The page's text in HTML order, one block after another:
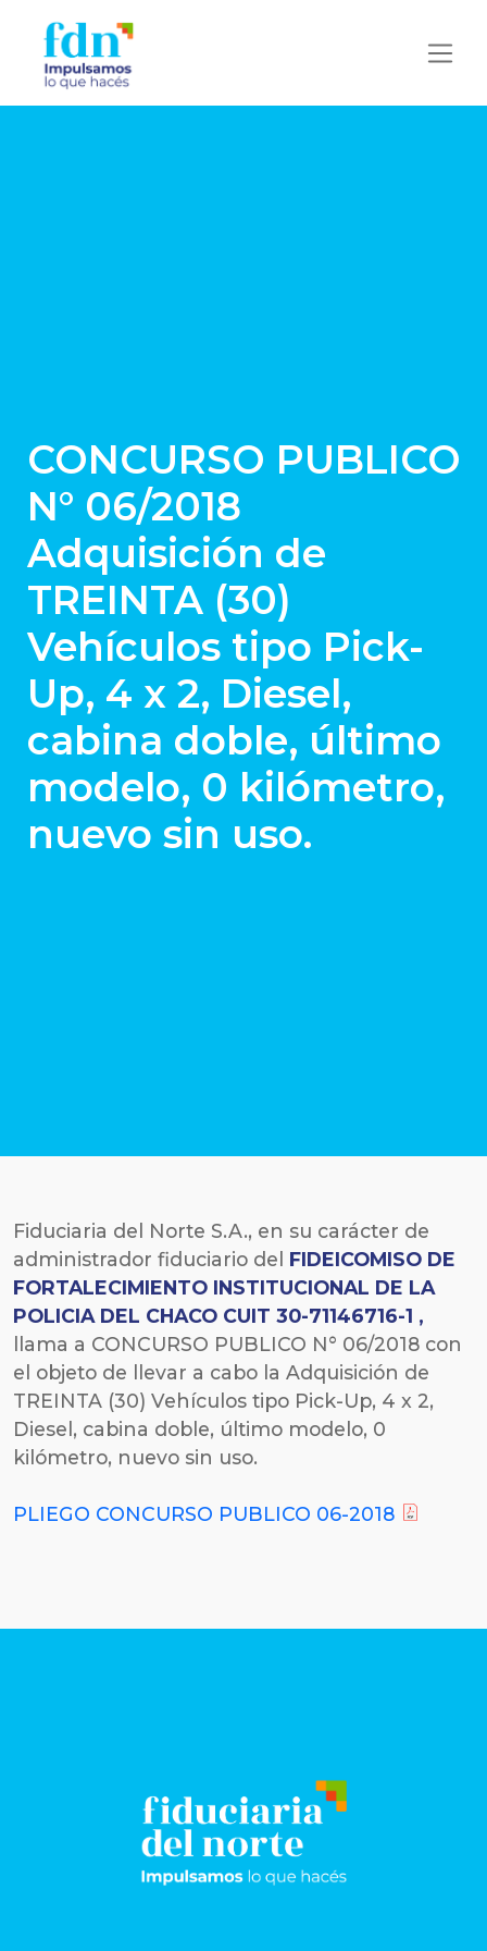
CONCURSO PUBLICO
N° 06/2018
Adquisición de
TREINTA (30)
Vehículos tipo Pick-
Up, 4 x 2, Diesel,
cabina doble, último
modelo, 0 kilómetro,
nuevo sin uso.
Fiduciaria del Norte S.A., en su carácter de
administrador fiduciario del FIDEICOMISO DE
FORTALECIMIENTO INSTITUCIONAL DE LA
POLICIA DEL CHACO CUIT 30-71146716-1 ,
llama a CONCURSO PUBLICO N° 06/2018 con
el objeto de llevar a cabo la Adquisición de
TREINTA (30) Vehículos tipo Pick-Up, 4 x 2,
Diesel, cabina doble, último modelo, 0
kilómetro, nuevo sin uso.
PLIEGO CONCURSO PUBLICO 06-2018